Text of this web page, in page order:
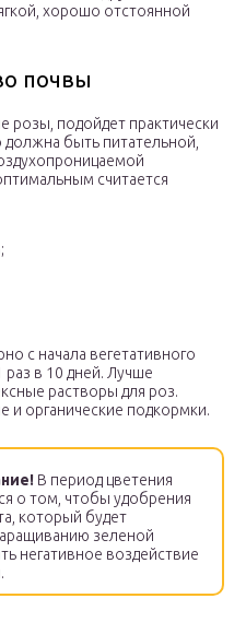
хорошо отстоянной
почвы
розы, подойдет практически
быть питательной,
считается
с начала вегетативного
раз в 10 дней. Лучше
растворы для роз.
и органические подкормки.
В период цветения
о том, чтобы удобрения
который будет
зеленой
негативное воздействие